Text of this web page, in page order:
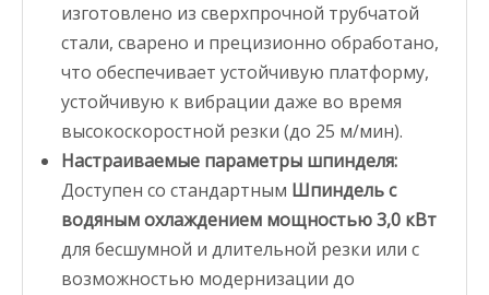
изготовлено из сверхпрочной трубчатой
стали, сварено и прецизионно обработано,
что обеспечивает устойчивую платформу,
устойчивую к вибрации даже во время
высокоскоростной резки (до 25 м/мин).
Настраиваемые параметры шпинделя:
Доступен со стандартным Шпиндель с
водяным охлаждением мощностью 3,0 кВт
для бесшумной и длительной резки или с
возможностью модернизации до